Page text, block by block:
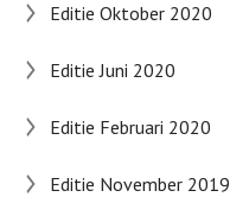
Editie Oktober 2020
Editie Juni 2020
Editie Februari 2020
Editie November 2019